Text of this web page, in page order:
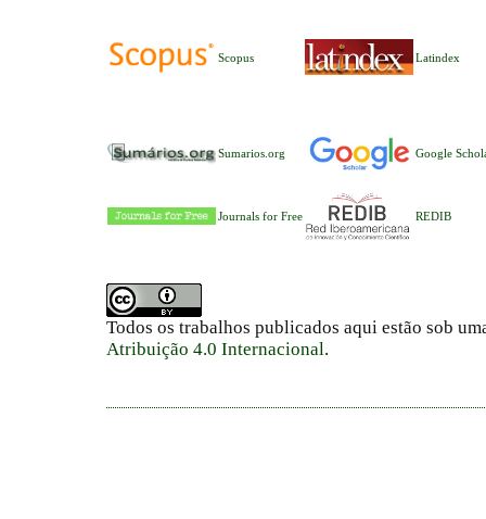
Scopus Latindex
Sumarios.org Google
Journals for Free REDIB
Todos os trabalhos publicados aqui estão sob
Atribuição 4.0 Internacional.